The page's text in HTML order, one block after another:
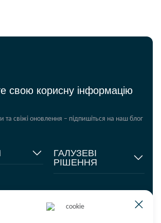
свою корисну інформацію
та свіжі оновлення – підпишіться на наш блог
ГАЛУЗЕВІ
РІШЕННЯ
Fashion Retail
info@ekol.com.ua